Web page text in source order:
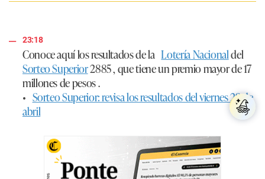
23:18
Conoce aquí los resultados de laLotería Nacionaldel
Sorteo Superior2885 , que tiene un premio mayor de 17
millones de pesos .
• Sorteo Superior: revisa los resultados del viernes 29 de
abril